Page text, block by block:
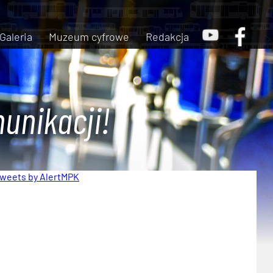
Galeria Muzeum cyfrowe Redakcja
by AlertMPK